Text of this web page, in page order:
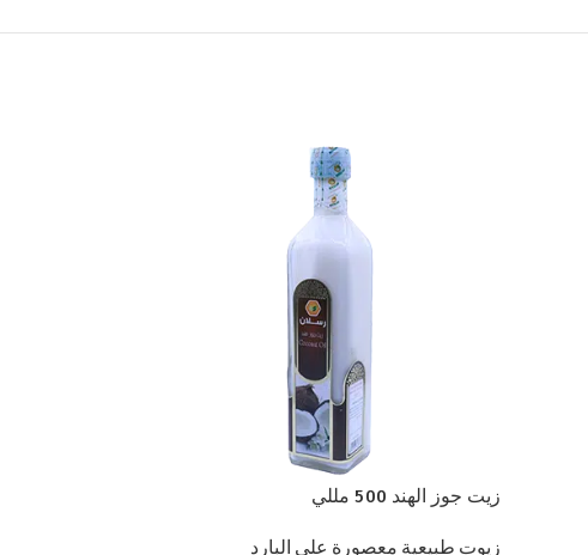
زيت جوز الهند 500 مللي
زيوت طبيعية معصورة على البارد